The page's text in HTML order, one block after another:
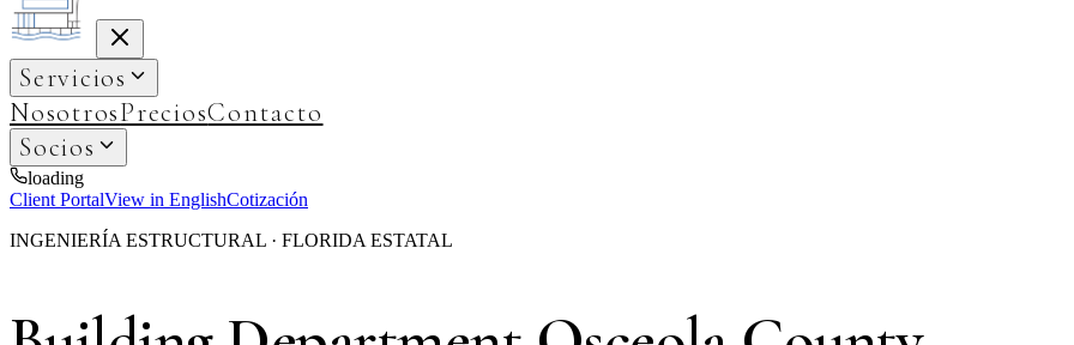
Servicios
NosotrosPreciosContacto
Socios
loading
Client PortalView in EnglishCotización
INGENIERÍA ESTRUCTURAL · FLORIDA ESTATAL